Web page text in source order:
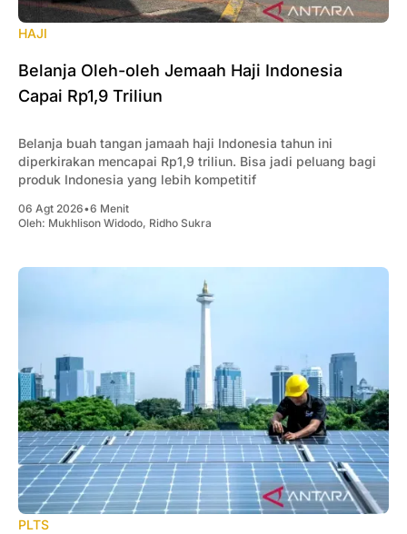
HAJI
Belanja Oleh-oleh Jemaah Haji Indonesia
Capai Rp1,9 Triliun
Belanja buah tangan jamaah haji Indonesia tahun ini
diperkirakan mencapai Rp1,9 triliun. Bisa jadi peluang bagi
produk Indonesia yang lebih kompetitif
06 Agt 2026•6 Menit
Oleh: Mukhlison Widodo, Ridho Sukra
PLTS